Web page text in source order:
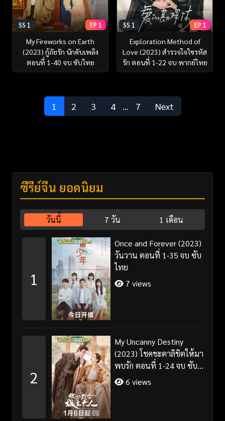
SS 1 EP 1
My Fireworks on Earth
(2023) กู้ภัยรัก นักดับเพลิง
ตอนที่ 1-40 จบ ซับไทย
SS 1 EP 1
Exploration Method of
Love (2023) สำรวจใจไขรหัส
รัก ตอนที่ 1-22 จบ พากย์ไทย
1 2 3 4 … 7 Next
ซีรี่ย์จีน ยอดนิยม
วันนี้ 7 วัน 1 เดือน
1
Once and Forever (2023)
วันวาน ตอนที่ 1-35 จบ ซับ
ไทย
7 views
2
My Uncanny Destiny
(2023) โชคชะตาลิขิตให้มา
พบรัก ตอนที่ 1-24 จบ ซับ
ไทย/พากย์ไทย
6 views